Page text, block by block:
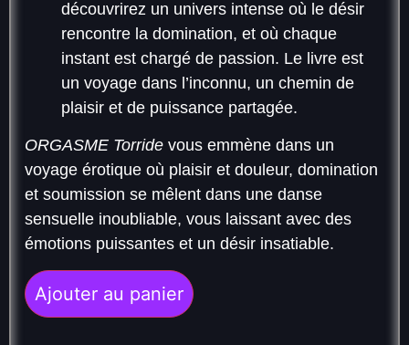
découvrirez un univers intense où le désir
rencontre la domination, et où chaque
instant est chargé de passion. Le livre est
un voyage dans l’inconnu, un chemin de
plaisir et de puissance partagée.
ORGASME Torride vous emmène dans un
voyage érotique où plaisir et douleur, domination
et soumission se mêlent dans une danse
sensuelle inoubliable, vous laissant avec des
émotions puissantes et un désir insatiable.
Ajouter au panier